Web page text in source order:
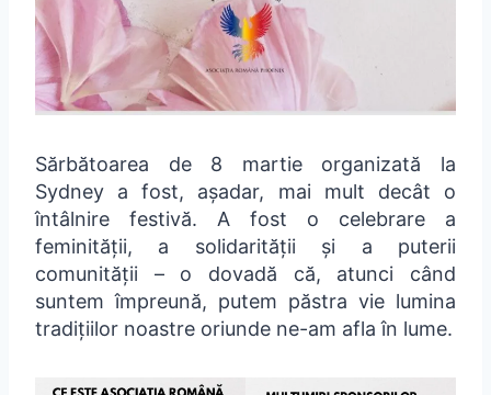
Sărbătoarea de 8 martie organizată la
Sydney a fost, așadar, mai mult decât o
întâlnire festivă. A fost o celebrare a
feminității, a solidarității și a puterii
comunității – o dovadă că, atunci când
suntem împreună, putem păstra vie lumina
tradițiilor noastre oriunde ne-am afla în lume.